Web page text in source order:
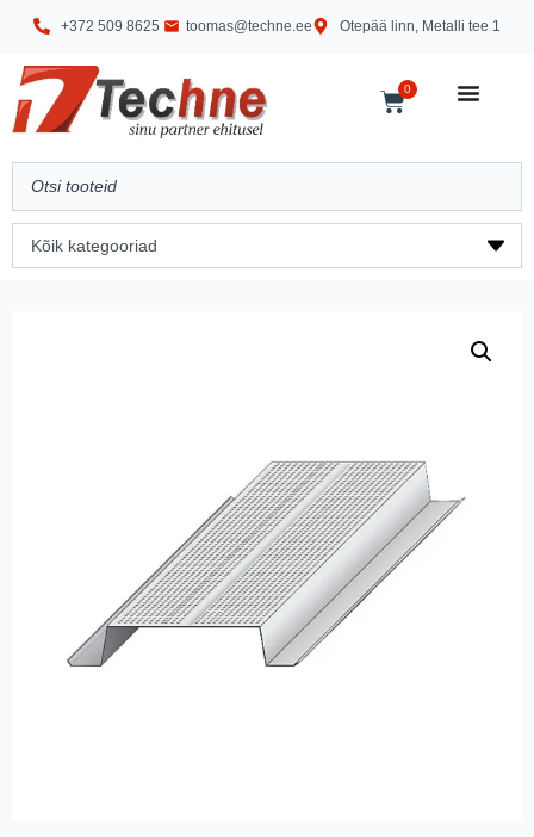
+372 509 8625 toomas@techne.ee Otepää linn, Metalli tee 1
0